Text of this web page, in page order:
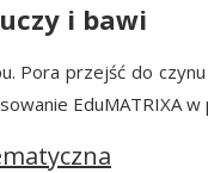
i bawi
Pora przejść do czynu
EduMATRIXA w